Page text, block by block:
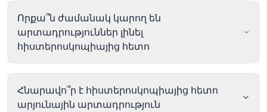
Որքա՞ն ժամանակ կարող են
արտադրություններ լինել
հիստերոսկոպիայից հետո
Հնարավո՞ր է հիստերոսկոպիայից հետո
արյունային արտադրություն